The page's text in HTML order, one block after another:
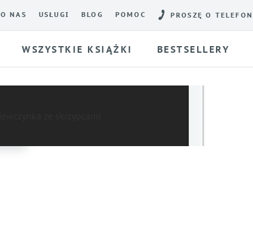
O NAS USŁUGI BLOG POMOC PROSZĘ O TELEFON
WSZYSTKIE KSIĄŻKI BESTSELLERY